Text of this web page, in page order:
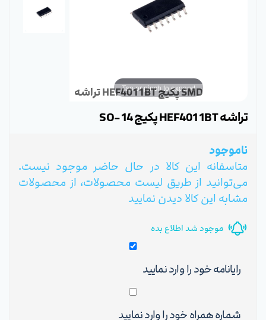
تراشه HEF4011BT پکیج SMD
Tap or pinch to expand
تراشه HEF4011BT پکیج SO-14
ناموجود
متاسفانه این کالا در حال حاضر موجود نیست.
می‌توانید از طریق لیست محصولات، از محصولات
مشابه این کالا دیدن نمایید
موجود شد اطلاع بده